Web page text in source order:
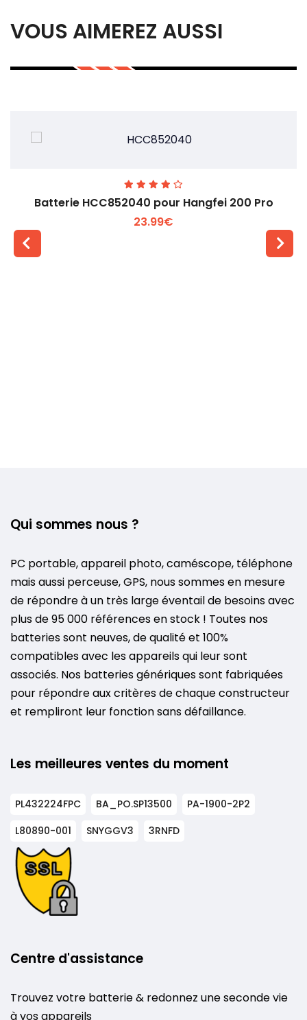
VOUS AIMEREZ AUSSI
Batterie HCC852040 pour Hangfei 200 Pro
23.99€
Qui sommes nous ?
PC portable, appareil photo, caméscope, téléphone
mais aussi perceuse, GPS, nous sommes en mesure
de répondre à un très large éventail de besoins avec
plus de 95 000 références en stock ! Toutes nos
batteries sont neuves, de qualité et 100%
compatibles avec les appareils qui leur sont
associés. Nos batteries génériques sont fabriquées
pour répondre aux critères de chaque constructeur
et rempliront leur fonction sans défaillance.
Les meilleures ventes du moment
PL432224FPC BA_PO.SP13500
PA-1900-2P2
L80890-001
SNYGGV3 3RNFD
Centre d'assistance
Trouvez votre batterie & redonnez une seconde vie
à vos appareils